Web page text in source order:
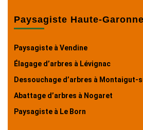
Paysagiste Haute-Garonne
Paysagiste à Vendine
Élagage d’arbres à Lévignac
Dessouchage d’arbres à Montaigut-
Abattage d’arbres à Nogaret
Paysagiste à Le Born